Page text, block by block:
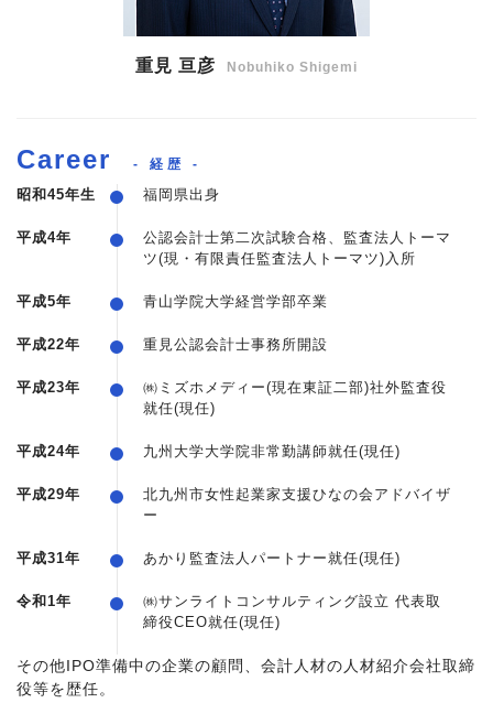
Career - 経歴 -
昭和45年生 福岡県出身
平成4年
公認会計士第二次試験合格、監査法人トーマ
ツ(現・有限責任監査法人トーマツ)入所
平成5年 青山学院大学経営学部卒業
平成22年 重見公認会計士事務所開設
平成23年
㈱ミズホメディー(現在東証二部)社外監査役
就任(現任)
平成24年 九州大学大学院非常勤講師就任(現任)
平成29年
北九州市女性起業家支援ひなの会アドバイザ
ー
平成31年 あかり監査法人パートナー就任(現任)
令和1年
㈱サンライトコンサルティング設立 代表取
締役CEO就任(現任)
その他IPO準備中の企業の顧問、会計人材の人材紹介会社取締
役等を歴任。
重見 亘彦 Nobuhiko Shigemi